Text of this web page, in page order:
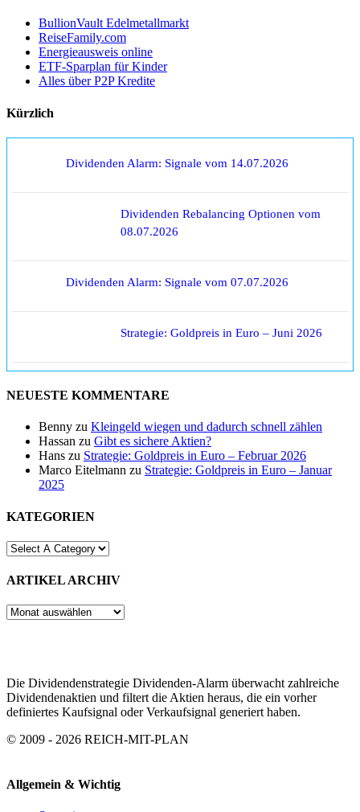
BullionVault Edelmetallmarkt
ReiseFamily.com
Energieausweis online
ETF-Sparplan für Kinder
Alles über P2P Kredite
Kürzlich
Dividenden Alarm: Signale vom 14.07.2026
Dividenden Rebalancing Optionen vom
08.07.2026
Dividenden Alarm: Signale vom 07.07.2026
Strategie: Goldpreis in Euro – Juni 2026
NEUESTE KOMMENTARE
Benny zu Kleingeld wiegen und dadurch schnell zählen
Hassan zu Gibt es sichere Aktien?
Hans zu Strategie: Goldpreis in Euro – Februar 2026
Marco Eitelmann zu Strategie: Goldpreis in Euro – Januar
2025
KATEGORIEN
ARTIKEL ARCHIV
ARTIKEL
Die Dividendenstrategie Dividenden-Alarm überwacht zahlreiche
Dividendenaktien und filtert die Aktien heraus, die ein vorher
definiertes Kaufsignal oder Verkaufsignal generiert haben.
© 2009 - 2026 REICH-MIT-PLAN
Allgemein & Wichtig